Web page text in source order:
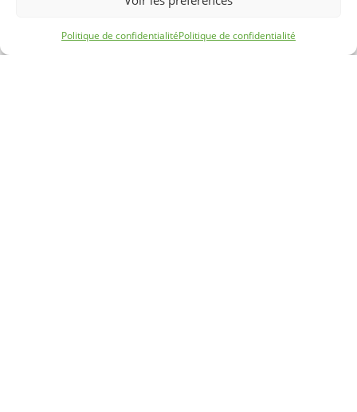
Politique de confidentialitéPolitique de confidentialité